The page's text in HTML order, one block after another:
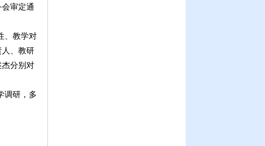
审定通
、教学对
人、教研
杰分别对
调研，多